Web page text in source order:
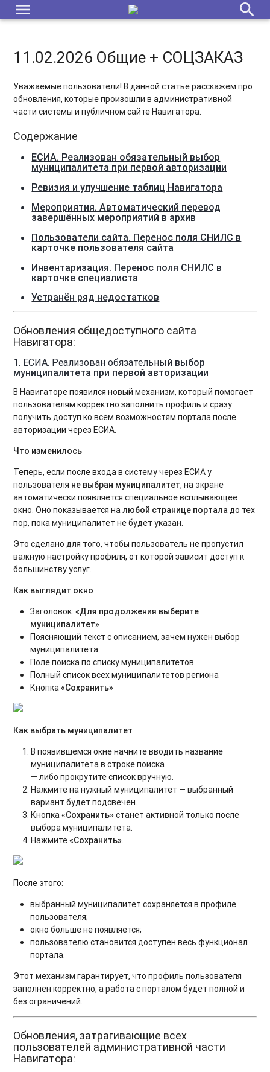
menu search
11.02.2026 Общие + СОЦЗАКАЗ
Уважаемые пользователи! В данной статье расскажем про
обновления, которые произошли в административной
части системы и публичном сайте Навигатора.
Содержание
ЕСИА. Реализован обязательный выбор
муниципалитета при первой авторизации
Ревизия и улучшение таблиц Навигатора
Мероприятия. Автоматический перевод
завершённых мероприятий в архив
Пользователи сайта. Перенос поля СНИЛС в
карточке пользователя сайта
Инвентаризация. Перенос поля СНИЛС в
карточке специалиста
Устранён ряд недостатков
Обновления общедоступного сайта
Навигатора:
1. ЕСИА. Реализован обязательный выбор
муниципалитета при первой авторизации
В Навигаторе появился новый механизм, который помогает
пользователям корректно заполнить профиль и сразу
получить доступ ко всем возможностям портала после
авторизации через ЕСИА.
Что изменилось
Теперь, если после входа в систему через ЕСИА у
пользователя не выбран муниципалитет, на экране
автоматически появляется специальное всплывающее
окно. Оно показывается налюбой странице порталадо тех
пор, пока муниципалитет не будет указан.
Это сделано для того, чтобы пользователь не пропустил
важную настройку профиля, от которой зависит доступ к
большинству услуг.
Как выглядит окно
Заголовок:«Для продолжения выберите
муниципалитет»
Поясняющий текст с описанием, зачем нужен выбор
муниципалитета
Поле поиска по списку муниципалитетов
Полный список всех муниципалитетов региона
Кнопка«Сохранить»
Как выбрать муниципалитет
В появившемся окне начните вводить название
муниципалитета в строке поиска
— либо прокрутите список вручную.
Нажмите на нужный муниципалитет — выбранный
вариант будет подсвечен.
Кнопка«Сохранить» станет активной только после
выбора муниципалитета.
Нажмите«Сохранить».
После этого:
выбранный муниципалитет сохраняется в профиле
пользователя;
окно больше не появляется;
пользователю становится доступен весь функционал
портала.
Этот механизм гарантирует, что профиль пользователя
заполнен корректно, а работа с порталом будет полной и
без ограничений.
Обновления, затрагивающие всех
пользователей административной части
Навигатора: